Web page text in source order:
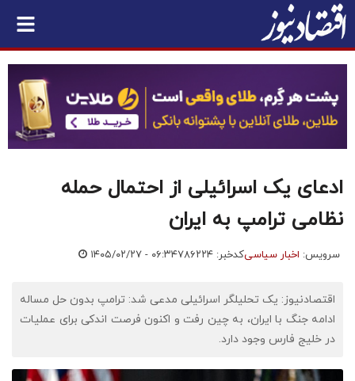
ادعای یک اسرائیلی از احتمال حمله
نظامی ترامپ به ایران
سرویس: اخبار سیاسیکدخبر: ۷۸۶۲۲۴ ۱۴۰۵/۰۲/۲۷ - ۰۶:۳۴
اقتصادنیوز: یک تحلیلگر اسرائیلی مدعی شد: ترامپ بدون حل مساله
ادامه جنگ با ایران، به چین رفت و اکنون فرصت اندکی برای عملیات
در خلیج فارس وجود دارد.